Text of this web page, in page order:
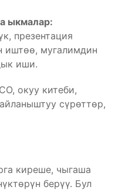
ыкмалар:
презентация
иштөө, мугалимдин
иши.
окуу китеби,
сүрөттөр,
киреше, чыгаша
берүү. Бул